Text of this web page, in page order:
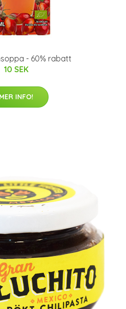
- 60% rabatt
10 SEK
MER INFO!